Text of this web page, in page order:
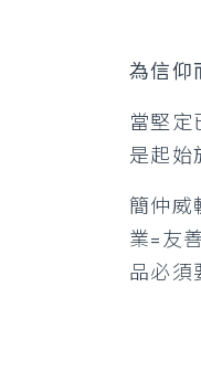
為信仰
當堅定
是起始
簡仲威
業=友
品必須